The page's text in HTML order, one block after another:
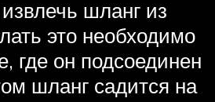
шланг из
это необходимо
где он подсоединен
шланг садится на